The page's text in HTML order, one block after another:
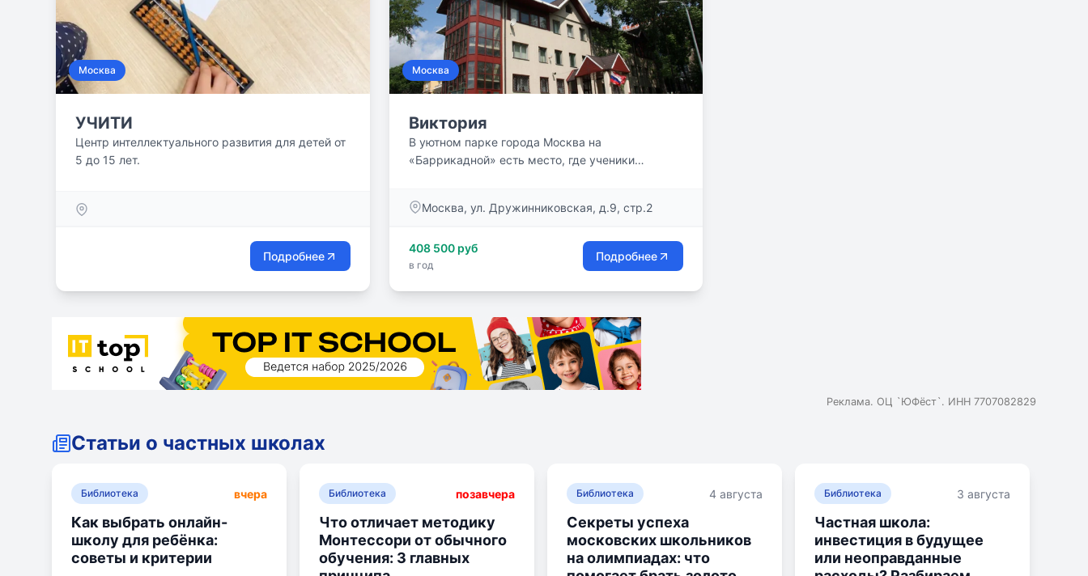
Москва
УЧИТИ
Центр интеллектуального развития для детей от
5 до 15 лет.
Подробнее
Москва
Виктория
В уютном парке города Москва на
«Баррикадной» есть место, где ученики
образование в комфортных условиях.
дружелюбной, творческой атмосфере на
Платной основе. Цены на обучение
Москва, ул. Дружинниковская, д.9, стр.2
408 500 руб
в год
Подробнее
Реклама. ОЦ `ЮФёст`. ИНН 7707082829
Статьи о частных школах
Библиотека вчера
Как выбрать онлайн-
школу для ребёнка:
советы и критерии
Библиотека позавчера
Что отличает методику
Монтессори от обычного
обучения: 3 главных
Библиотека 4 августа
Секреты успеха
московских школьников
на олимпиадах: что
Библиотека 3 августа
Частная школа:
инвестиция в будущее
или неоправданные